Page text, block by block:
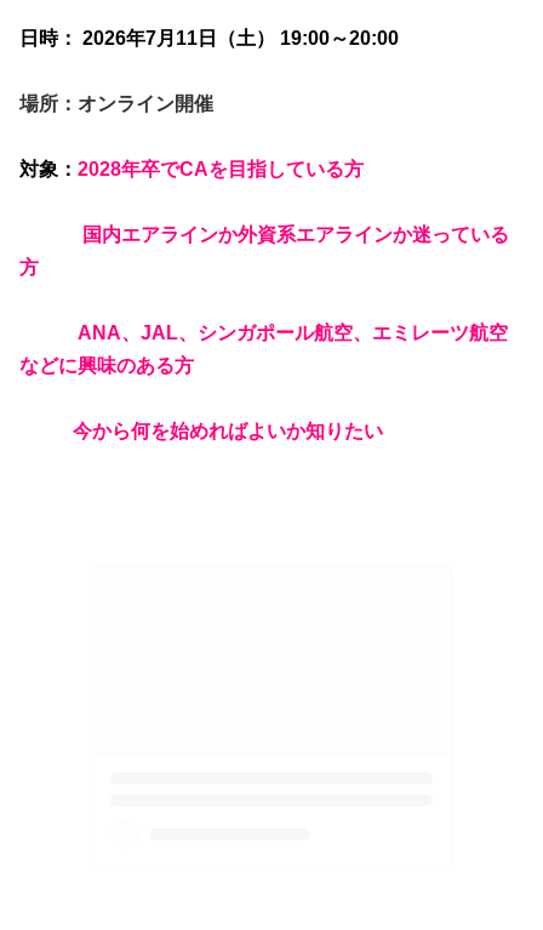
日時： 2026年7月11日（土） 19:00～20:00
場所：オンライン開催
対象： 2028年卒でCAを目指している方
国内エアラインか外資系エアラインか迷っている
方
ANA、JAL、シンガポール航空、エミレーツ航空
などに興味のある方
今から何を始めればよいか知りたい